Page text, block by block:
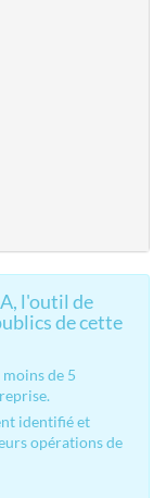
l'outil de
de cette
de 5
identifié et
opérations de